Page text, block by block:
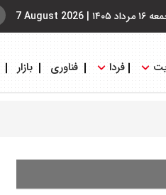
مرداد ۱۴۰۵ |
7 August 2026
فردا فناوری بازار